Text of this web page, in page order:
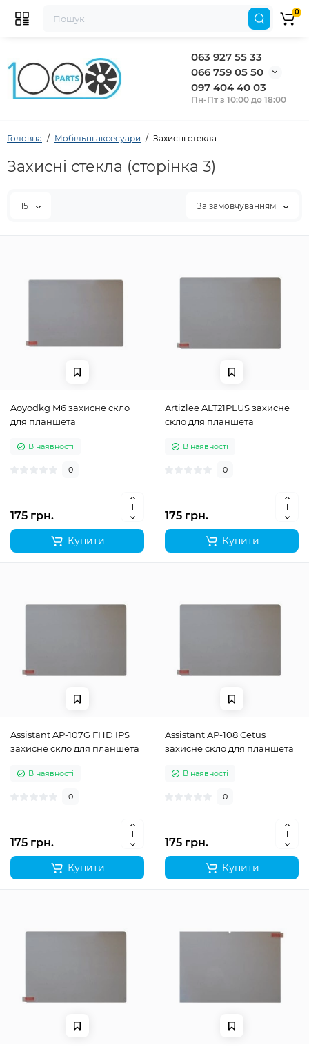
063 927 55 33
066 759 05 50
097 404 40 03
Пн-Пт з 10:00 до 18:00
0
Головна Мобільні аксесуари Захисні стекла
Захисні стекла (сторінка 3)
15 За замовчуванням
Aoyodkg M6 захисне скло
для планшета
В наявності
0
175 грн.
Купити
Artizlee ALT21PLUS захисне
скло для планшета
В наявності
0
175 грн.
Купити
Assistant AP-107G FHD IPS
захисне скло для планшета
В наявності
0
175 грн.
Купити
Assistant AP-108 Cetus
захисне скло для планшета
В наявності
0
175 грн.
Купити